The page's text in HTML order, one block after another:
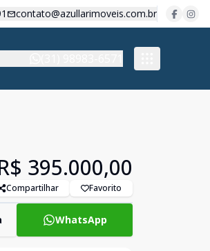
contato@azullarimoveis.com.br
395.000,00
Compartilhar Favorito
WhatsApp